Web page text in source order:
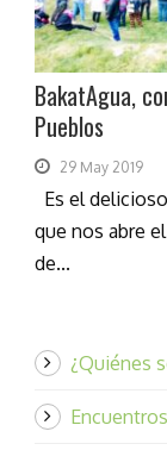
BakatAgua,
Pueblos
29 May 2019
Es el
que nos abre
de...
¿Quiénes